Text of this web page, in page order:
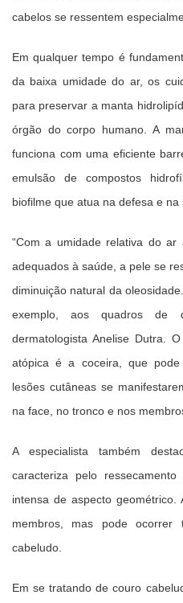
cabelos se ressentem
Em qualquer tempo é
da baixa umidade do ar, os
para preservar a manta
órgão do corpo humano. A
funciona com uma eficiente
emulsão de compostos
biofilme que atua na defesa e na
“Com a umidade relativa do ar
adequados à saúde, a pele se
diminuição natural da
exemplo, aos quadros de
dermatologista Anelise Dutra.
atópica é a coceira, que
lesões cutâneas se
na face, no tronco e nos
A especialista também
caracteriza pelo
intensa de aspecto
membros, mas pode
cabeludo.
Em se tratando de couro